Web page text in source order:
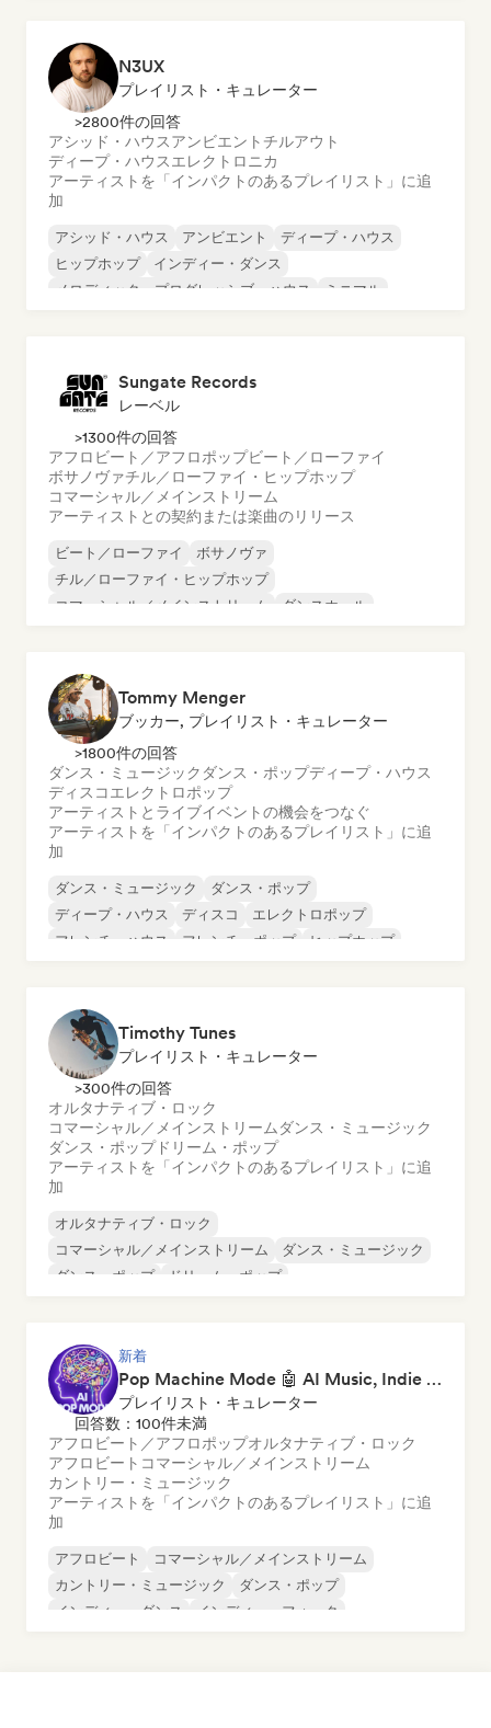
N3UX
プレイリスト・キュレーター
>2800件の回答
アシッド・ハウスアンビエント チルアウト
ディープ・ハウスエレクトロニカ
アーティストを「インパクトのあるプレイリスト」に追
加
アシッド・ハウス アンビエント
ディープ・ハウス
ヒップホップ
インディー・ダンス
メロディック・プログレッシブ・ハウス
ミニマル
Sungate Records
レーベル
>1300件の回答
アフロビート／アフロポップビート／ローファイ
ボサノヴァチル／ローファイ・ヒップホップ
コマーシャル／メインストリーム
アーティストとの契約または楽曲のリリース
ビート／ローファイ
ボサノヴァ
チル／ローファイ・ヒップホップ
コマーシャル／メインストリーム
ダンスホール
Tommy Menger
ブッカー, プレイリスト・キュレーター
>1800件の回答
ダンス・ミュージック ダンス・ポップディープ・ハウス
ディスコエレクトロポップ
アーティストとライブイベントの機会をつなぐ
アーティストを「インパクトのあるプレイリスト」に追
加
ダンス・ミュージック
ダンス・ポップ
ディープ・ハウス
ディスコ
エレクトロポップ
フレンチ・ハウス
フレンチ・ポップ ヒップホップ
Timothy Tunes
プレイリスト・キュレーター
>300件の回答
オルタナティブ・ロック
コマーシャル／メインストリーム ダンス・ミュージック
ダンス・ポップドリーム・ポップ
アーティストを「インパクトのあるプレイリスト」に追
加
オルタナティブ・ロック
コマーシャル／メインストリーム
ダンス・ミュージック
ダンス・ポップ
ドリーム・ポップ
新着
Pop Machine Mode 🤖 AI Music, Indie Pop & Dream Pop
プレイリスト・キュレーター
回答数：100件未満
アフロビート／アフロポップオルタナティブ・ロック
アフロビート コマーシャル／メインストリーム
カントリー・ミュージック
アーティストを「インパクトのあるプレイリスト」に追
加
アフロビート
コマーシャル／メインストリーム
カントリー・ミュージック
ダンス・ポップ
インディー・ダンス
インディー・フォーク